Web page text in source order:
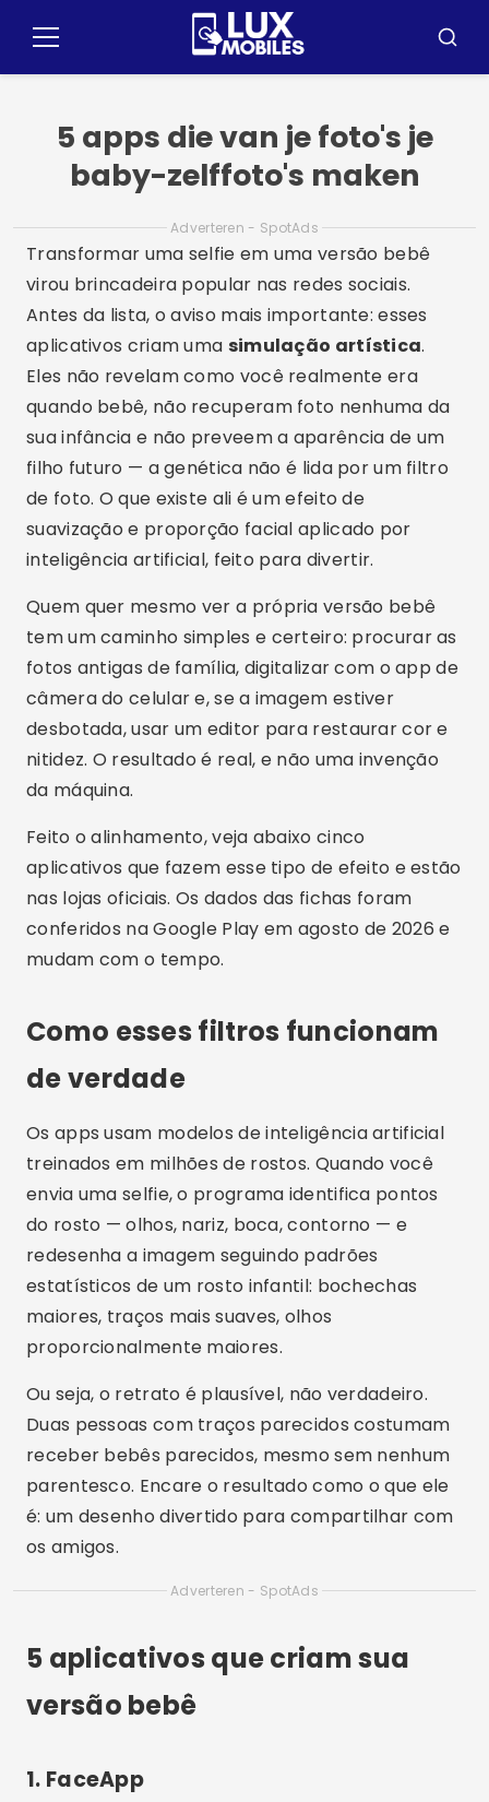
naarMenu
5 apps die van je foto's je
baby-zelffoto's maken
Adverteren - SpotAds
Transformar uma selfie em uma versão bebê
virou brincadeira popular nas redes sociais.
Antes da lista, o aviso mais importante: esses
aplicativos criam uma simulação artística.
Eles não revelam como você realmente era
quando bebê, não recuperam foto nenhuma da
sua infância e não preveem a aparência de um
filho futuro — a genética não é lida por um filtro
de foto. O que existe ali é um efeito de
suavização e proporção facial aplicado por
inteligência artificial, feito para divertir.
Quem quer mesmo ver a própria versão bebê
tem um caminho simples e certeiro: procurar as
fotos antigas de família, digitalizar com o app de
câmera do celular e, se a imagem estiver
desbotada, usar um editor para restaurar cor e
nitidez. O resultado é real, e não uma invenção
da máquina.
Feito o alinhamento, veja abaixo cinco
aplicativos que fazem esse tipo de efeito e estão
nas lojas oficiais. Os dados das fichas foram
conferidos na Google Play em agosto de 2026 e
mudam com o tempo.
Como esses filtros funcionam
de verdade
Os apps usam modelos de inteligência artificial
treinados em milhões de rostos. Quando você
envia uma selfie, o programa identifica pontos
do rosto — olhos, nariz, boca, contorno — e
redesenha a imagem seguindo padrões
estatísticos de um rosto infantil: bochechas
maiores, traços mais suaves, olhos
proporcionalmente maiores.
Ou seja, o retrato é plausível, não verdadeiro.
Duas pessoas com traços parecidos costumam
receber bebês parecidos, mesmo sem nenhum
parentesco. Encare o resultado como o que ele
é: um desenho divertido para compartilhar com
os amigos.
Adverteren - SpotAds
5 aplicativos que criam sua
versão bebê
1. FaceApp